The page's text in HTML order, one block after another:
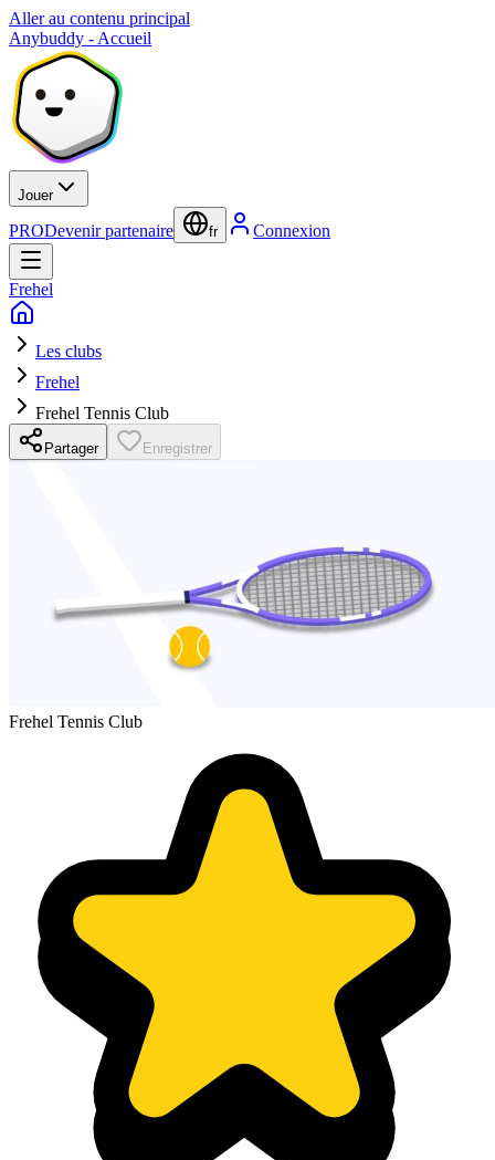
Aller au contenu principal
Anybuddy - Accueil
Jouer
PRODevenir partenaire fr Connexion
Frehel
Les clubs
Frehel
Frehel Tennis Club
Partager Enregistrer
Frehel Tennis Club